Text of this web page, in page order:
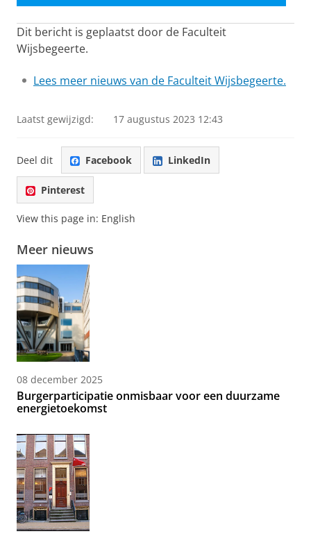
Dit bericht is geplaatst door de Faculteit
Wijsbegeerte.
Lees meer nieuws van de Faculteit Wijsbegeerte.
Laatst gewijzigd: 17 augustus 2023 12:43
Deel dit Facebook LinkedIn
Pinterest
View this page in: English
Meer nieuws
08 december 2025
Burgerparticipatie onmisbaar voor een duurzame
energietoekomst